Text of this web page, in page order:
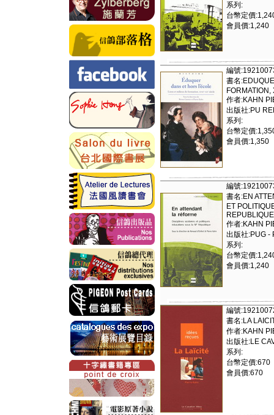
系列:
台幣定價
會員價:1,240
編號
書名
作者:KAHN
出版社:PU
系列:
台幣定價
會員價:1,350
編號
書名:EN
ET
REPUBLIQUE
作者:KAHN
出版社:PUG -
系列:
台幣定價
會員價:1,240
編號
書名:LA
作者:KAHN
出版社:LE
系列:
台幣定價:670
會員價:670